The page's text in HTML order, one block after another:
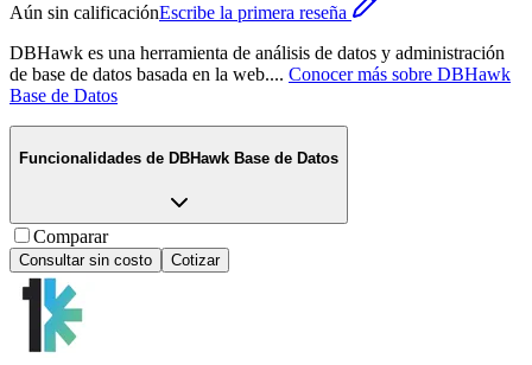
Aún sin calificaciónEscribe la primera reseña
DBHawk es una herramienta de análisis de datos y administración
de base de datos basada en la web.... Conocer más sobre DBHawk
Base de Datos
Funcionalidades de DBHawk Base de Datos
Comparar
Consultar sin costo Cotizar